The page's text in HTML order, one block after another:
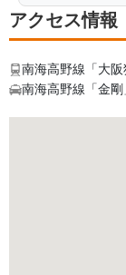
アクセス情報
南海高野線「大
南海高野線「金